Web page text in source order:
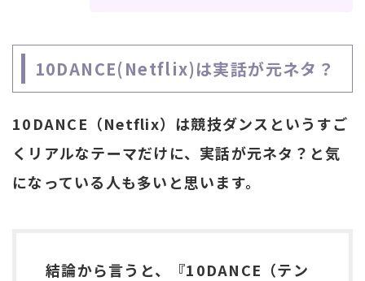
10DANCE(Netflix)は実話が元ネタ？
10DANCE（Netflix）は競技ダンスというすご
くリアルなテーマだけに、実話が元ネタ？と気
になっている人も多いと思います。
結論から言うと、『10DANCE（テン